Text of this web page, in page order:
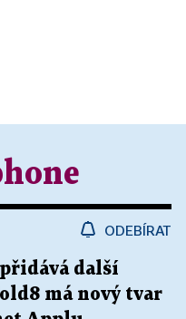
ODEBÍRAT
další
má nový tvar